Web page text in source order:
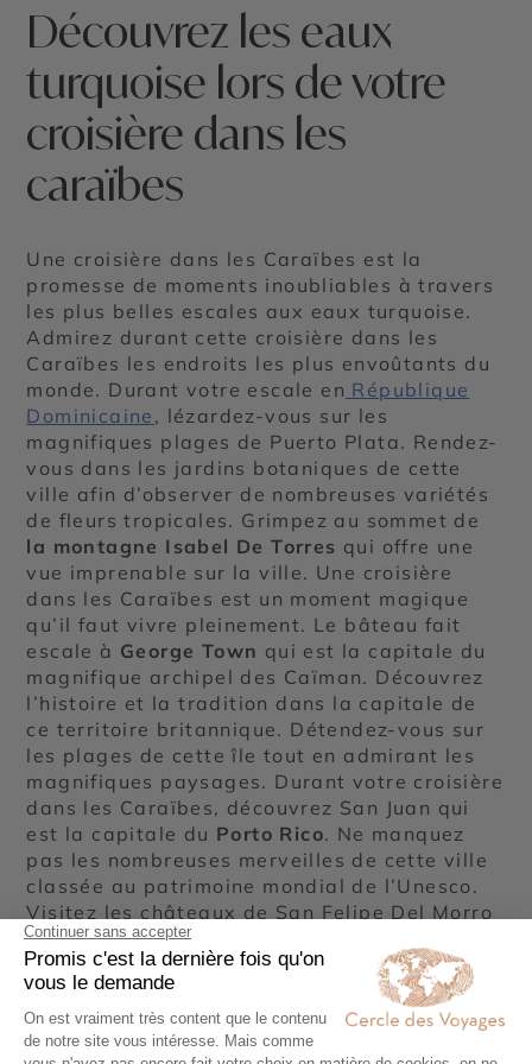
Découvrez les eaux
turquoise lors de votre
croisière dans les
caraïbes
Une croisière dans les Caraïbes est la
promesse de moments inoubliables à travers
les plus belles escales aux eaux turquoise.
Admirez durant cette croisière dans les
Caraïbes les endroits les plus envoûtants du
monde. Durant votre escale en République
Dominicaine , lézardez-vous sur les
magnifiques plages de Puerto Plata. Rendez-
vous dans les jardins botaniques de cette
ville afin d’observer de nombreuses variétés
de fleurs tropicales. Grimpez au sommet de
la montagne Isabel De Torres qui offre une
vue imprenable sur la ville. Une croisière
dans les Caraïbes est un moment magique
qu’il faut vivre pleinement. Le bâteau fait
escale à George Town qui est la capitale du
magnifique archipel des Caïman. Découvrez
l’histoire et la tradition dans la capitale de
ce territoire britannique. Détendez-vous sur
les plages de cette île tout en admirant les
magnifiques paysages. Durant votre croisière
dans les Caraïbes, découvrez San Juan qui
est la capitale du Porto Rico. Ne manquez
pas les nombreuses merveilles de cette ville
classée au patrimoine mondial de l’Unesco.
Visitez les châteaux de San Felipe Del Morro
et de San Cristobal qui permettent de
découvrir l’architecture unique de cette ville.
Dégustez au café et au rhum portoricain.